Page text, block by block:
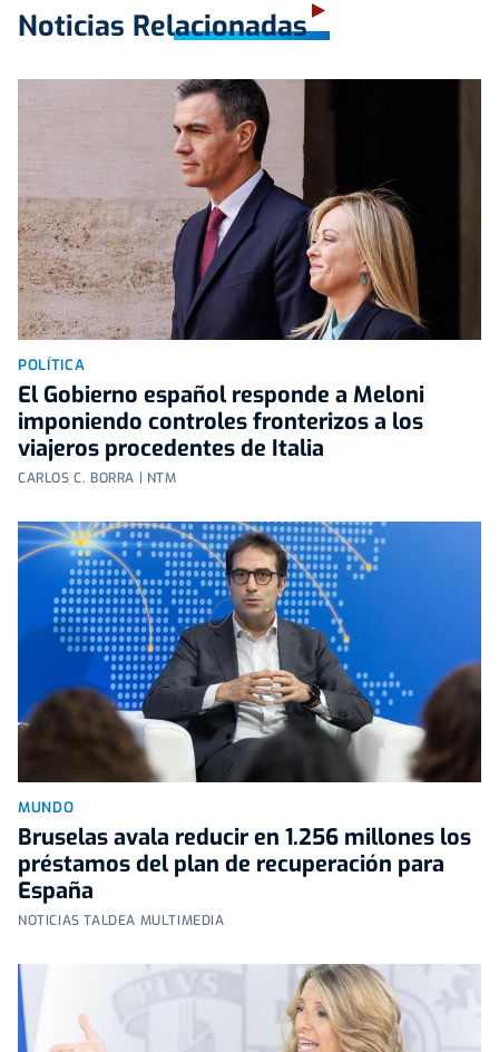
Noticias Relacionadas
POLÍTICA
El Gobierno español responde a Meloni
imponiendo controles fronterizos a los
viajeros procedentes de Italia
CARLOS C. BORRA | NTM
MUNDO
Bruselas avala reducir en 1.256 millones los
préstamos del plan de recuperación para
España
NOTICIAS TALDEA MULTIMEDIA